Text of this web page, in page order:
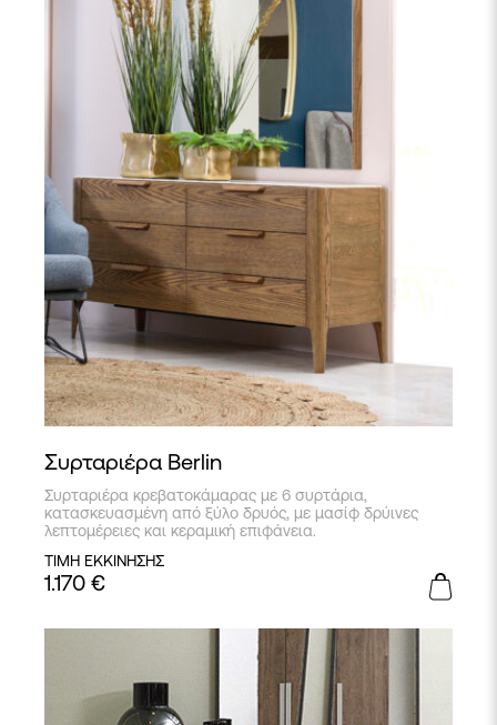
Συρταριέρα Berlin
Συρταριέρα κρεβατοκάμαρας με 6 συρτάρια,
κατασκευασμένη από ξύλο δρυός, με μασίφ δρύινες
λεπτομέρειες και κεραμική επιφάνεια.
ΤΙΜΗ ΕΚΚΙΝΗΣΗΣ
1.170 €